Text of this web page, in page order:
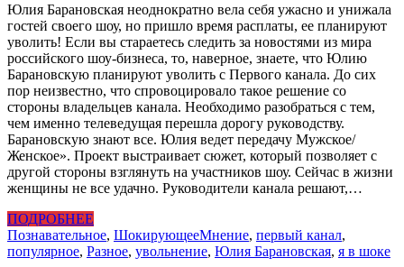
Юлия Барановская неоднократно вела себя ужасно и унижала
гостей своего шоу, но пришло время расплаты, ее планируют
уволить! Если вы стараетесь следить за новостями из мира
российского шоу-бизнеса, то, наверное, знаете, что Юлию
Барановскую планируют уволить с Первого канала. До сих
пор неизвестно, что спровоцировало такое решение со
стороны владельцев канала. Необходимо разобраться с тем,
чем именно телеведущая перешла дорогу руководству.
Барановскую знают все. Юлия ведет передачу Мужское/
Женское». Проект выстраивает сюжет, который позволяет с
другой стороны взглянуть на участников шоу. Сейчас в жизни
женщины не все удачно. Руководители канала решают,…
ПОДРОБНЕЕ
Познавательное, ШокирующееМнение, первый канал,
популярное, Разное, увольнение, Юлия Барановская, я в шоке